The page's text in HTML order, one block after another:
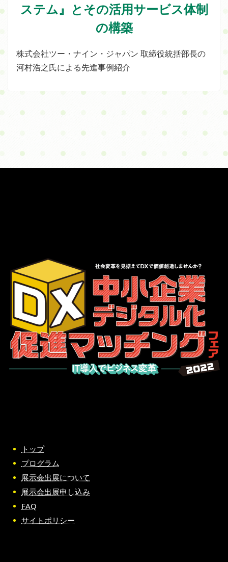
ステム』とその活用サービス体制
の構築
株式会社ツー・ナイン・ジャパン 取締役統括部長の
河村浩之氏による先進事例紹介
トップ
プログラム
展示会出展について
展示会出展申し込み
FAQ
サイトポリシー